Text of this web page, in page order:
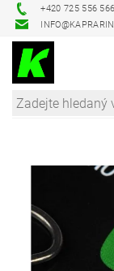
+420 725 556 566